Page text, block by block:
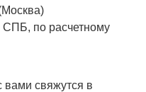
СПБ, по расчетному
вами свяжутся в